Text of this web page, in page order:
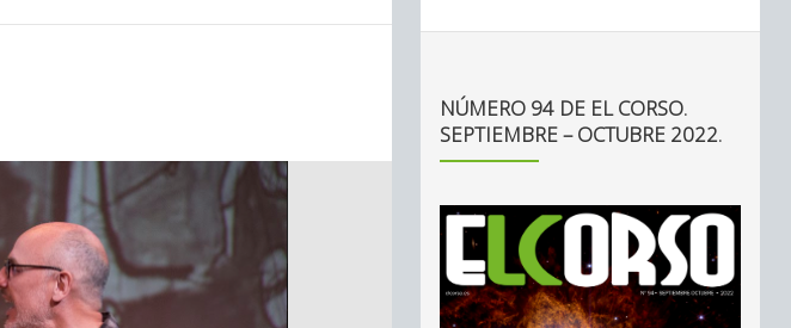
NÚMERO 94 DE EL CORSO.
SEPTIEMBRE – OCTUBRE 2022.